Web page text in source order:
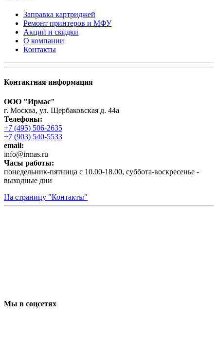
Заправка картриджей
Ремонт принтеров и МФУ
Акции и скидки
О компании
Контакты
Контактная информация
ООО "Ирмас"
г. Москва, ул. Щербаковская д. 44а
Телефоны:
+7 (495) 506-2635
+7 (903) 540-5533
email:
infо@irmas.ru
Часы работы:
понедельник-пятница с 10.00-18.00, суббота-воскресенье -
выходные дни
На страницу "Контакты"
Мы в соцсетях